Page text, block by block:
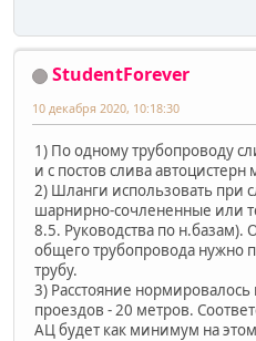
StudentForever
10 декабря 2020, 10:18:30
1) По одному трубопроводу
и с постов слива автоцистерн
2) Шланги использовать при
шарнирно-сочлененные или
8.5. Руководства по н.базам).
общего трубопровода нужно
трубу.
3) Расстояние
проездов - 20 метров.
АЦ будет как минимум на